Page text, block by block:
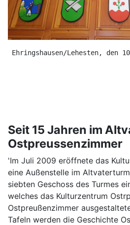
Ehringshausen/Lehesten, den
Seit 15 Jahren im
Ostpreussenzimmer
'Im Juli 2009 eröffnete das
eine Außenstelle im
siebten Geschoss des Turmes
welches das Kulturzentrum
Ostpreußenzimmer
Tafeln werden die Geschichte